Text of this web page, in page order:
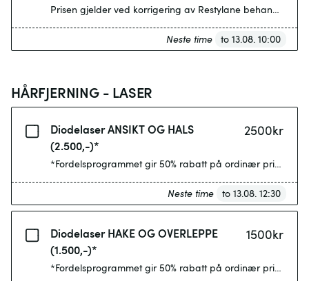
Prisen gjelder ved korrigering av Restylane behandling
Neste time to 13.08. 10:00
HÅRFJERNING - LASER
Diodelaser ANSIKT OG HALS
(2.500,-)*
2500kr
*Fordelsprogrammet gir 50% rabatt på ordinær pris etter
Neste time to 13.08. 12:30
Diodelaser HAKE OG OVERLEPPE
(1.500,-)*
1500kr
*Fordelsprogrammet gir 50% rabatt på ordinær pris etter